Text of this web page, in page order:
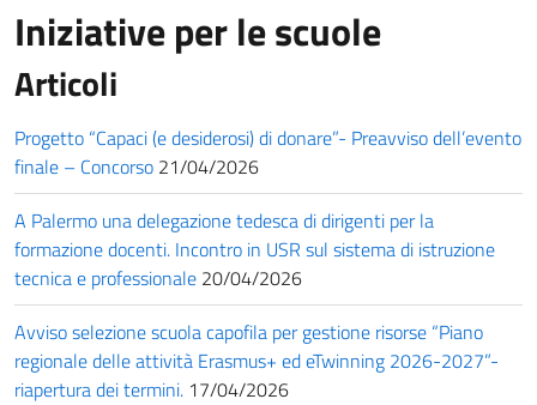
Iniziative per le scuole
Articoli
Progetto “Capaci (e desiderosi) di donare”- Preavviso dell’evento
finale – Concorso 21/04/2026
A Palermo una delegazione tedesca di dirigenti per la
formazione docenti. Incontro in USR sul sistema di istruzione
tecnica e professionale 20/04/2026
Avviso selezione scuola capofila per gestione risorse “Piano
regionale delle attività Erasmus+ ed eTwinning 2026-2027”-
riapertura dei termini. 17/04/2026